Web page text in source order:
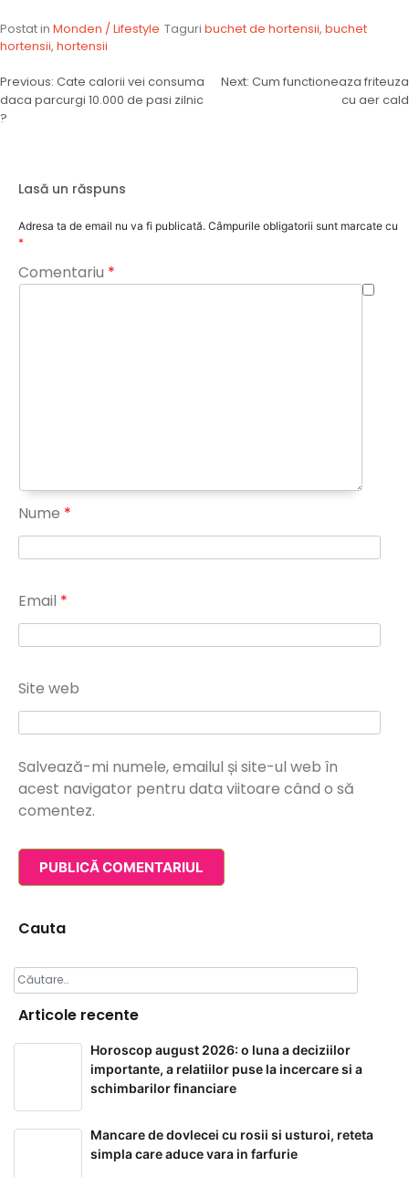
Postat in Monden / Lifestyle Taguri buchet de hortensii, buchet
hortensii, hortensii
Navigare
în
Previous: Cate calorii vei consuma
daca parcurgi 10.000 de pasi zilnic
?
Next: Cum functioneaza friteuza
cu aer cald
Lasă un răspuns
Adresa ta de email nu va fi publicată. Câmpurile obligatorii sunt marcate cu
*
Comentariu *
Nume *
Email *
Site web
Salvează-mi numele, emailul și site-ul web în
acest navigator pentru data viitoare când o să
comentez.
Cauta
Caută
după:
Articole recente
Horoscop august 2026: o luna a deciziilor
importante, a relatiilor puse la incercare si a
schimbarilor financiare
Mancare de dovlecei cu rosii si usturoi, reteta
simpla care aduce vara in farfurie